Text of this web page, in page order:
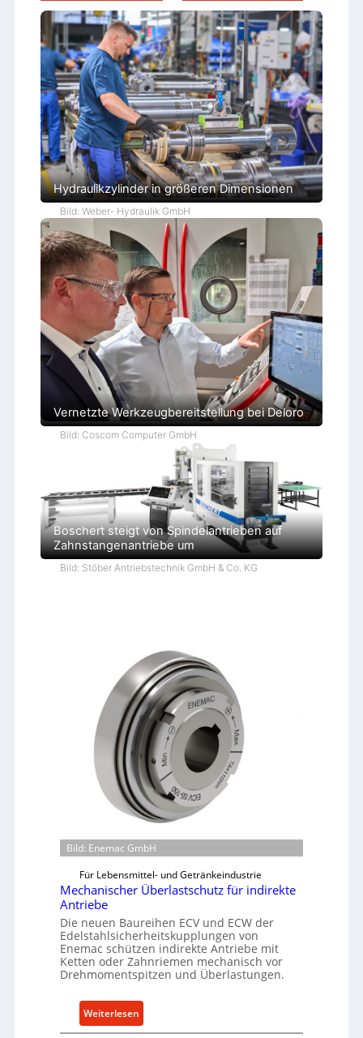
Hydraulikzylinder in größeren Dimensionen
Bild: Weber- Hydraulik GmbH
Vernetzte Werkzeugbereitstellung bei Deloro
Bild: Coscom Computer GmbH
Boschert steigt von Spindelantrieben auf
Zahnstangenantriebe um
Bild: Stöber Antriebstechnik GmbH & Co. KG
Bild: Enemac GmbH
Für Lebensmittel- und Getränkeindustrie
Mechanischer Überlastschutz für indirekte
Antriebe
Die neuen Baureihen ECV und ECW der
Edelstahlsicherheitskupplungen von
Enemac schützen indirekte Antriebe mit
Ketten oder Zahnriemen mechanisch vor
Drehmomentspitzen und Überlastungen.
Weiterlesen
M